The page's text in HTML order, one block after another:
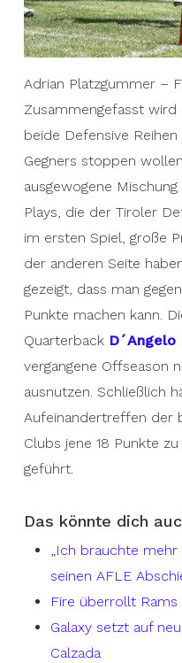
Adrian Platzgummer –
Zusammengefasst wird
beide Defensive
Gegners stoppen
ausgewogene
Plays, die der Tiroler
im ersten Spiel, große
der anderen Seite
gezeigt, dass man
Punkte machen kann.
Quarterback D´Angelo
vergangene Offseason
ausnutzen. Schließlich
Aufeinandertreffen der
Clubs jene 18 Punkte
geführt.
Das könnte dich
„Ich brauchte
seinen AFLE
Fire überrollt Rams
Galaxy setzt auf
Calzada